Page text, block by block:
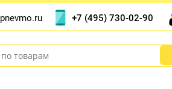
+7 (495) 730-02-90